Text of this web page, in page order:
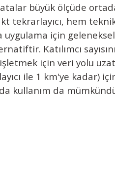
büyük ölçüde
tekrarlayıcı, hem
uygulama için geleneksel
Katılımcı sayısını
için veri yolu
ile 1 km'ye kadar)
kullanım da